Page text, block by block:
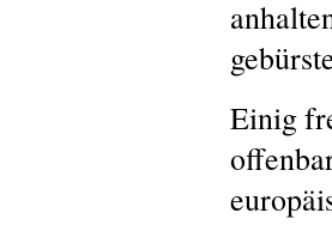
Einig